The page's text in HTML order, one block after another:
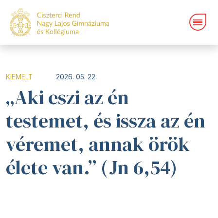
KIEMELT 2026. 05. 22.
„Aki eszi az én
testemet, és issza az én
véremet, annak örök
élete van.” (Jn 6,54)